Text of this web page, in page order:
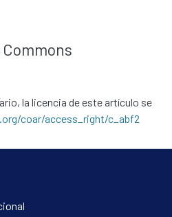
la licencia de este artículo se
coar/access_right/c_abf2